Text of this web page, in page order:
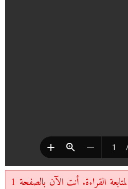
اضغط على الصفحة التالية لمتابعة القراءة. أنت الآن بالصفحة 1